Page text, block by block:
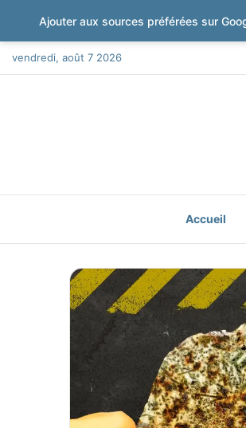
vendredi, août 7 2026
Accueil
Ajouter aux sources préférées sur